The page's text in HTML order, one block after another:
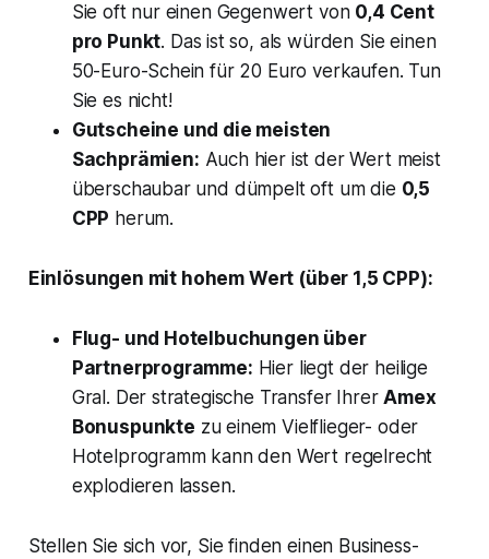
Sie oft nur einen Gegenwert von 0,4 Cent
pro Punkt. Das ist so, als würden Sie einen
50-Euro-Schein für 20 Euro verkaufen. Tun
Sie es nicht!
Gutscheine und die meisten
Sachprämien: Auch hier ist der Wert meist
überschaubar und dümpelt oft um die 0,5
CPP herum.
Einlösungen mit hohem Wert (über 1,5 CPP):
Flug- und Hotelbuchungen über
Partnerprogramme: Hier liegt der heilige
Gral. Der strategische Transfer IhrerAmex
Bonuspunkte zu einem Vielflieger- oder
Hotelprogramm kann den Wert regelrecht
explodieren lassen.
Stellen Sie sich vor, Sie finden einen Business-